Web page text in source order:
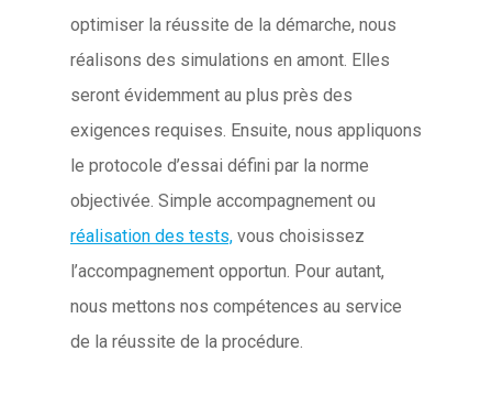
optimiser la réussite de la démarche, nous
réalisons des simulations en amont. Elles
seront évidemment au plus près des
exigences requises. Ensuite, nous appliquons
le protocole d’essai défini par la norme
objectivée. Simple accompagnement ou
réalisation des tests, vous choisissez
l’accompagnement opportun. Pour autant,
nous mettons nos compétences au service
de la réussite de la procédure.